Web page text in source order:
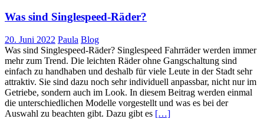
Was sind Singlespeed-Räder?
20. Juni 2022 Paula Blog
Was sind Singlespeed-Räder? Singlespeed Fahrräder werden immer
mehr zum Trend. Die leichten Räder ohne Gangschaltung sind
einfach zu handhaben und deshalb für viele Leute in der Stadt sehr
attraktiv. Sie sind dazu noch sehr individuell anpassbar, nicht nur im
Getriebe, sondern auch im Look. In diesem Beitrag werden einmal
die unterschiedlichen Modelle vorgestellt und was es bei der
Auswahl zu beachten gibt. Dazu gibt es […]